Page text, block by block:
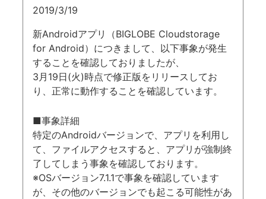
2019/3/19
新Androidアプリ（BIGLOBE Cloudstorage
for Android）につきまして、以下事象が発生
することを確認しておりましたが、
3月19日(火)時点で修正版をリリースしてお
り、正常に動作することを確認しています。
■事象詳細
特定のAndroidバージョンで、アプリを利用し
て、ファイルアクセスすると、アプリが強制終
了してしまう事象を確認しております。
※OSバージョン7.1.1で事象を確認しています
が、その他のバージョンでも起こる可能性があ